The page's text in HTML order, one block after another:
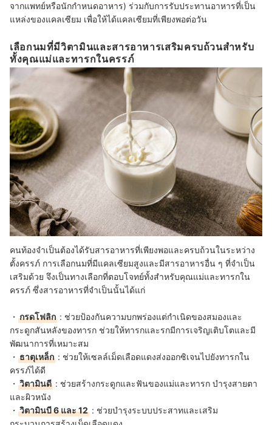
จากแพทย์หรือนักกำหนดอาหาร) ร่วมกับการรับประทานอาหารที่เป็น
แหล่งของแคลเซียม เพื่อให้ได้แคลเซียมที่เพียงพอต่อวัน
เลือกนมที่มีวิตามินและสารอาหารเสริมครบถ้วนสำหรับ
ทั้งคุณแม่และทารกในครรภ์
คนท้องจำเป็นต้องได้รับสารอาหารที่เพียงพอและครบถ้วนในระหว่าง
ตั้งครรภ์ การเลือกนมที่มีแคลเซียมสูงและมีสารอาหารอื่น ๆ ที่จำเป็น
เสริมด้วย จึงเป็นทางเลือกที่ตอบโจทย์ทั้งสำหรับคุณแม่และทารกใน
ครรภ์ ซึ่งสารอาหารที่จำเป็นนั้นได้แก่
・ กรดโฟลิก : ช่วยป้องกันความบกพร่องแต่กำเนิดของสมองและ
กระดูกสันหลังของทารก ช่วยให้ทารกและรกมีการเจริญเติบโตและมี
พัฒนาการที่เหมาะสม
・ ธาตุเหล็ก : ช่วยให้เซลล์เม็ดเลือดแดงส่งออกซิเจนไปยังทารกใน
ครรภ์ได้ดี
・ วิตามินดี : ช่วยสร้างกระดูกและฟันของแม่และทารก บำรุงสายตา
และผิวหนัง
・ วิตามินบี 6 และ 12 : ช่วยบำรุงระบบประสาทและเสริม